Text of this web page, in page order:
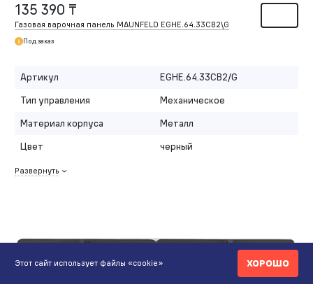
135 390 ₸
Газовая варочная панель MAUNFELD EGHE.64.33CB2\G
Под заказ
Артикул
EGHE.64.33CB2/G
Тип управления
Механическое
Материал корпуса
Металл
Цвет
черный
Развернуть
Этот сайт использует файлы «cookie» ХОРОШО